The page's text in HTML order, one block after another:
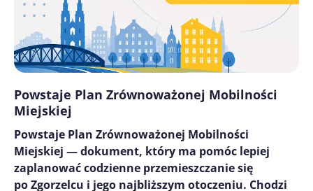
Powstaje Plan Zrównoważonej Mobilności
Miejskiej
Powstaje Plan Zrównoważonej Mobilności
Miejskiej — dokument, który ma pomóc lepiej
zaplanować codzienne przemieszczanie się
po Zgorzelcu i jego najbliższym otoczeniu. Chodzi